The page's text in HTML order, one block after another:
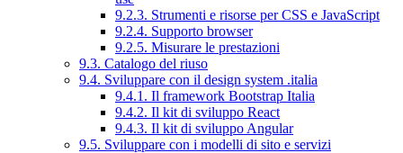
9.2.3. Strumenti e risorse per CSS e JavaScript
9.2.4. Supporto browser
9.2.5. Misurare le prestazioni
9.3. Catalogo del riuso
9.4. Sviluppare con il design system .italia
9.4.1. Il framework Bootstrap Italia
9.4.2. Il kit di sviluppo React
9.4.3. Il kit di sviluppo Angular
9.5. Sviluppare con i modelli di sito e servizi